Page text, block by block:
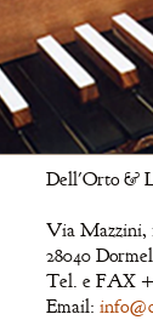
Dell'Orto &
Via Mazzini,
28040
Tel. e FAX
Email: